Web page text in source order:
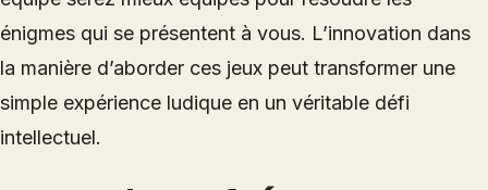
énigmes qui se présentent à vous. L’innovation dans
la manière d’aborder ces jeux peut transformer une
simple expérience ludique en un véritable défi
intellectuel.